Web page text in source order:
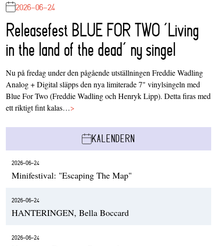
2026-06-24
Releasefest BLUE FOR TWO ‘Living
in the land of the dead’ ny singel
Nu på fredag under den pågående utställningen Freddie Wadling
Analog + Digital släpps den nya limiterade 7" vinylsingeln med
Blue For Two (Freddie Wadling och Henryk Lipp). Detta firas med
ett riktigt fint kalas…>
KALENDERN
2026-06-24
Minifestival: "Escaping The Map"
2026-06-24
HANTERINGEN, Bella Boccard
2026-06-24